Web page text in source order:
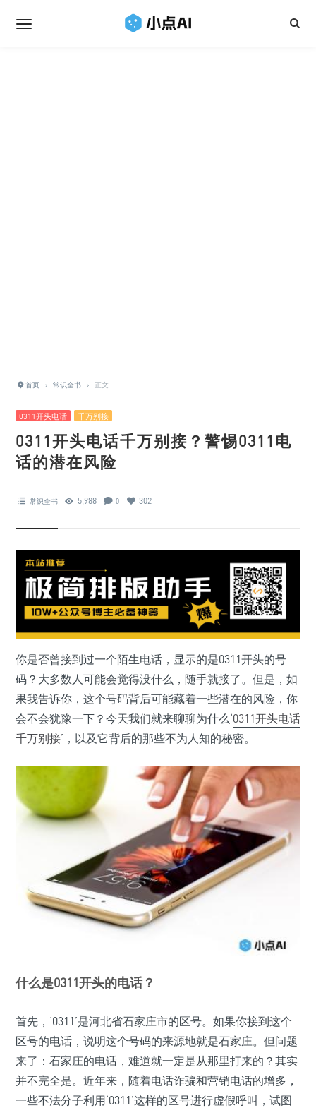
首页 › 常识全书 › 正文
0311开头电话 千万别接
0311开头电话千万别接？警惕0311电
话的潜在风险
常识全书 5,988 0 302
你是否曾接到过一个陌生电话，显示的是0311开头的号
码？大多数人可能会觉得没什么，随手就接了。但是，如
果我告诉你，这个号码背后可能藏着一些潜在的风险，你
会不会犹豫一下？今天我们就来聊聊为什么‘0311开头电话
千万别接’，以及它背后的那些不为人知的秘密。
什么是0311开头的电话？
首先，‘0311’是河北省石家庄市的区号。如果你接到这个
区号的电话，说明这个号码的来源地就是石家庄。但问题
来了：石家庄的电话，难道就一定是从那里打来的？其实
并不完全是。近年来，随着电话诈骗和营销电话的增多，
一些不法分子利用‘0311’这样的区号进行虚假呼叫，试图